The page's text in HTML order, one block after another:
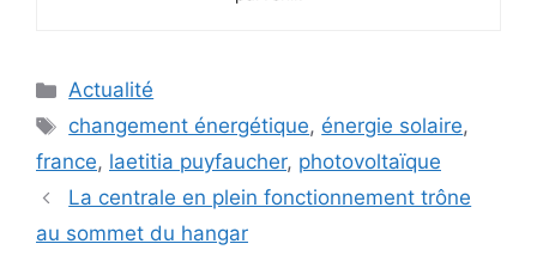
Catégories
Actualité
Étiquettes
changement énergétique, énergie solaire,
france, laetitia puyfaucher, photovoltaïque
La centrale en plein fonctionnement trône
au sommet du hangar